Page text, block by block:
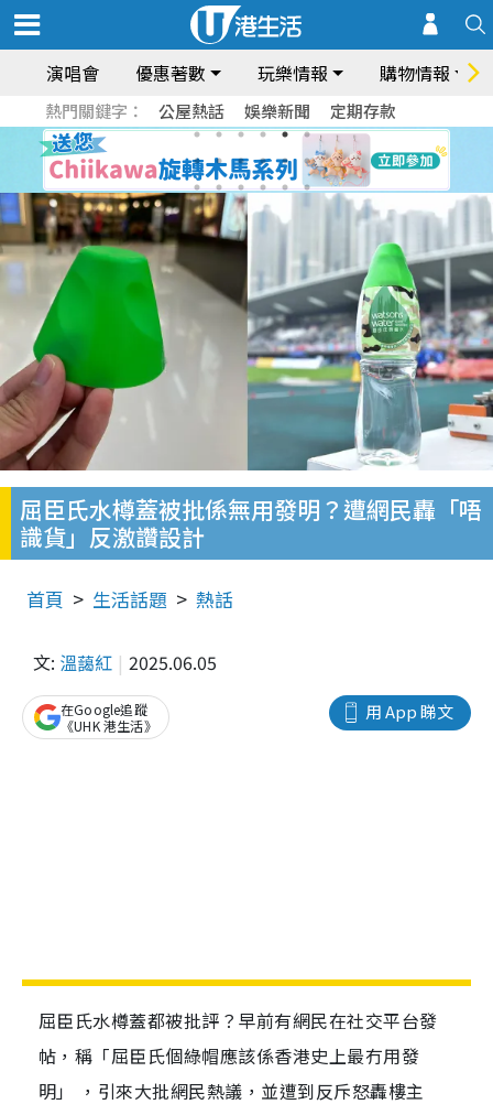
演唱會 優惠著數 玩樂情報 購物情報
熱門關鍵字： 公屋熱話 娛樂新聞 定期存款
屈臣氏水樽蓋被批係無用發明？遭網民轟「唔
識貨」反激讚設計
首頁 生活話題 熱話
文: 溫藹紅 2025.06.05
用 App 睇文
在Google追蹤
《UHK 港生活》
屈臣氏水樽蓋都被批評？早前有網民在社交平台發
帖，稱「屈臣氏個綠帽應該係香港史上最冇用發
明」 ，引來大批網民熱議，並遭到反斥怒轟樓主